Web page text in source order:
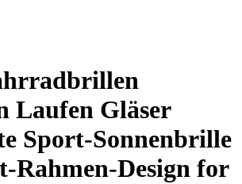
Laufen Gläser
Sport-Sonnenbrille
Rahmen-Design for